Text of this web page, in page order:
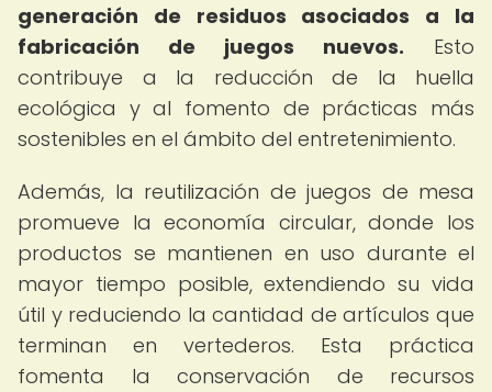
generación de residuos asociados a la
fabricación de juegos nuevos. Esto
contribuye a la reducción de la huella
ecológica y al fomento de prácticas más
sostenibles en el ámbito del entretenimiento.
Además, la reutilización de juegos de mesa
promueve la economía circular, donde los
productos se mantienen en uso durante el
mayor tiempo posible, extendiendo su vida
útil y reduciendo la cantidad de artículos que
terminan en vertederos. Esta práctica
fomenta la conservación de recursos